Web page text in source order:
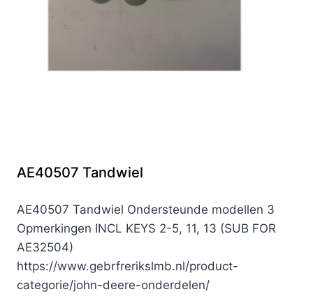
AE40507 Tandwiel
AE40507 Tandwiel Ondersteunde modellen 3
Opmerkingen INCL KEYS 2-5, 11, 13 (SUB FOR
AE32504)
https://www.gebrfrerikslmb.nl/product-
categorie/john-deere-onderdelen/